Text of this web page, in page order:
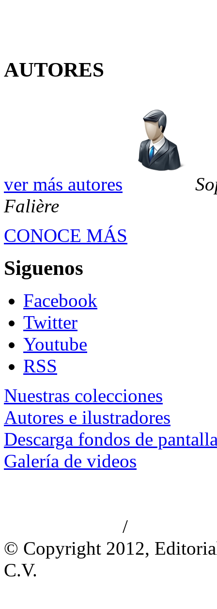
AUTORES
ver más autores
Falière
CONOCE MÁS
Siguenos
Facebook
Twitter
Youtube
RSS
Nuestras colecciones
Autores e ilustradores
Descarga fondos de
Galería de videos
/
© Copyright 2012,
C.V.